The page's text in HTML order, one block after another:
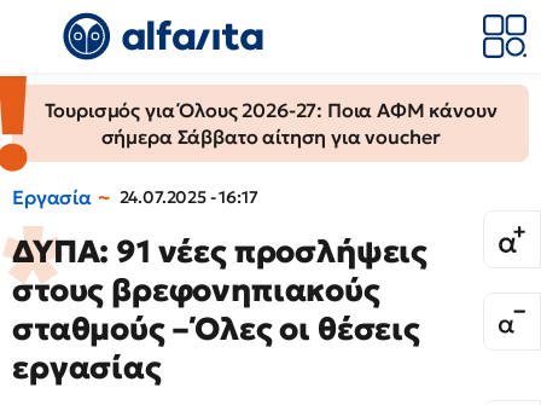
Τουρισμός για Όλους 2026-27: Ποια ΑΦΜ κάνουν
σήμερα Σάββατο αίτηση για voucher
Εργασία 24.07.2025 - 16:17
ΔΥΠΑ: 91 νέες προσλήψεις
στους βρεφονηπιακούς
σταθμούς – Όλες οι θέσεις
εργασίας